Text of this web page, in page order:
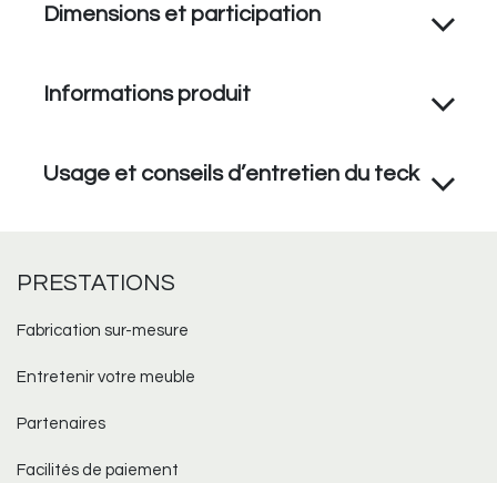
Dimensions et participation
Informations produit
Usage et conseils d’entretien du teck
PRESTATIONS
Fabrication sur-mesure​
Entretenir votre meuble
Partenaires
Facilités de paiement